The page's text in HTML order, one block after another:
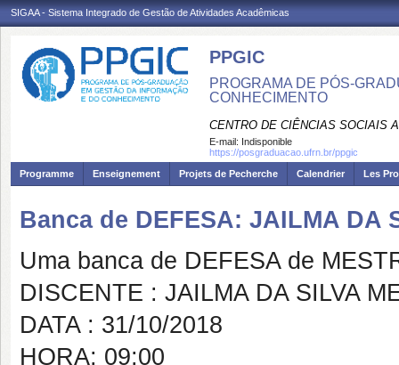
SIGAA - Sistema Integrado de Gestão de Atividades Acadêmicas
PPGIC
PROGRAMA DE PÓS-
CONHECIMENTO
CENTRO DE CIÊNCIAS SOCIAIS
E-mail: Indisponible
https://posgraduacao.ufrn.br/ppgic
Programme
Enseignement Projets de Pecherche Calendrier Les
Banca de DEFESA: JAILMA DA
Uma banca de DEFESA de
DISCENTE : JAILMA DA SILVA
DATA : 31/10/2018
HORA: 09:00